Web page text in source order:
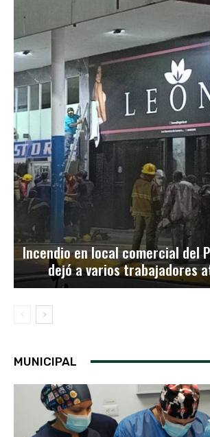
Incendio en local comercial del
dejó a varios trabajadores
MUNICIPAL